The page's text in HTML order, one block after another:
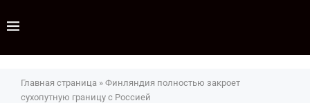
Главная страница » Финляндия полностью закроет
сухопутную границу с Россией